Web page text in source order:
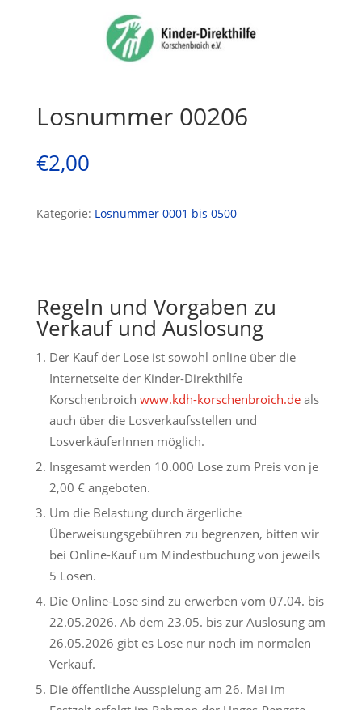
Losnummer 00206
€2,00
Kategorie: Losnummer 0001 bis 0500
Regeln und Vorgaben zu
Verkauf und Auslosung
Der Kauf der Lose ist sowohl online über die
Internetseite der Kinder-Direkthilfe
Korschenbroich www.kdh-korschenbroich.deals
auch über die Losverkaufsstellen und
LosverkäuferInnen möglich.
Insgesamt werden 10.000 Lose zum Preis von je
2,00 € angeboten.
Um die Belastung durch ärgerliche
Überweisungsgebühren zu begrenzen, bitten wir
bei Online-Kauf um Mindestbuchung von jeweils
5 Losen.
Die Online-Lose sind zu erwerben vom 07.04. bis
22.05.2026. Ab dem 23.05. bis zur Auslosung am
26.05.2026 gibt es Lose nur noch im normalen
Verkauf.
Die öffentliche Ausspielung am 26. Mai im